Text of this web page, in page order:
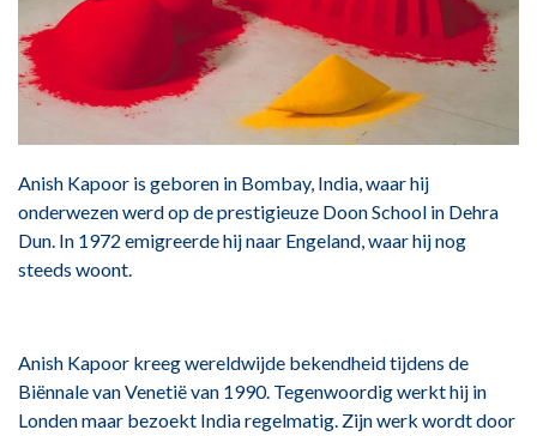
Anish Kapoor is geboren in Bombay, India, waar hij
onderwezen werd op de prestigieuze Doon School in Dehra
Dun. In 1972 emigreerde hij naar Engeland, waar hij nog
steeds woont.
Anish Kapoor kreeg wereldwijde bekendheid tijdens de
Biënnale van Venetië van 1990. Tegenwoordig werkt hij in
Londen maar bezoekt India regelmatig. Zijn werk wordt door